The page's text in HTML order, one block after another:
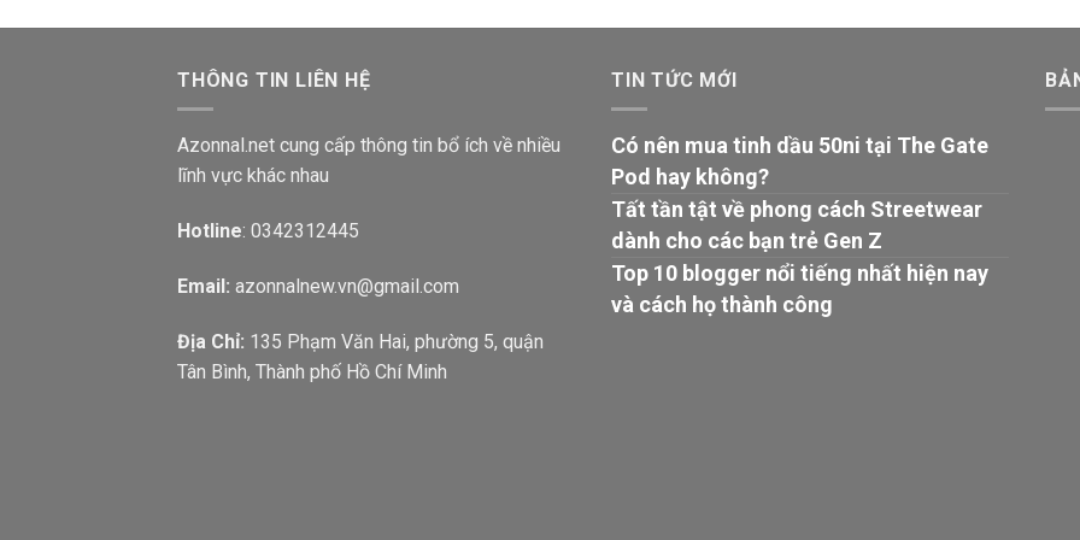
THÔNG TIN LIÊN HỆ
Azonnal.net cung cấp thông tin bổ ích về nhiều
lĩnh vực khác nhau
Hotline: 0342312445
Email: azonnalnew.vn@gmail.com
Địa Chỉ: 135 Phạm Văn Hai, phường 5, quận
Tân Bình, Thành phố Hồ Chí Minh
TIN TỨC MỚI
Có nên mua tinh dầu 50ni tại The Gate
Pod hay không?
Tất tần tật về phong cách Streetwear
dành cho các bạn trẻ Gen Z
Top 10 blogger nổi tiếng nhất hiện nay
và cách họ thành công